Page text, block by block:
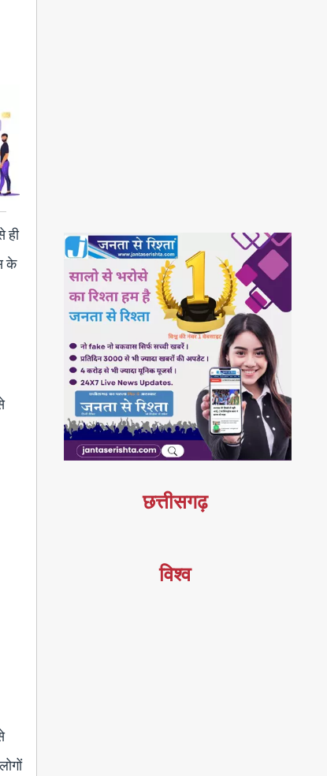
ही
के
छत्तीसगढ़
विश्व